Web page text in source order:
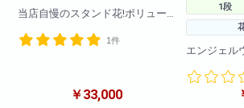
当店自慢のスタンド花!ボリュー
季節の花々をふんだんに使って
でおつくりさせて頂きます!
1件
￥33,000
1段
エンジェル
足元が可愛
ボンがつい